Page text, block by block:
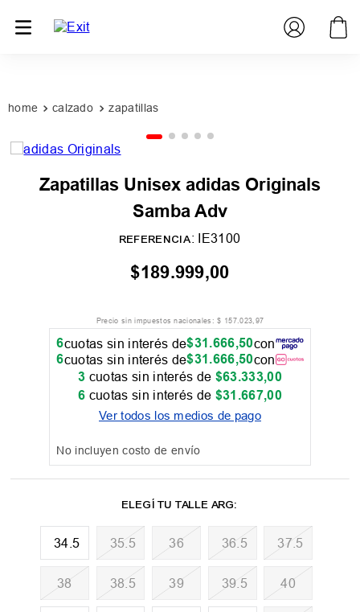
SUCURSALES
calzado zapatillas
Zapatillas Unisex adidas Originals
Samba Adv
REFERENCIA: IE3100
$189.999,00
Precio sin impuestos nacionales:$ 157.023,97
6cuotas sin interés de$31.666,50con
6cuotas sin interés de$31.666,50con
3 cuotas sin interés de $63.333,00
6 cuotas sin interés de $31 .667,00
Ver todos los medios de pago
No incluyen costo de envío
34.5 35.5 36 36.5 37.5
38 38.5 39 39.5 40